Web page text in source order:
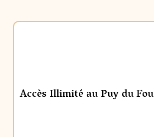
Accès Illimité au Puy du Fou